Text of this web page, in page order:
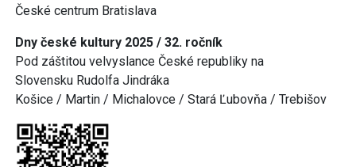
České centrum Bratislava
Dny české kultury 2025 / 32. ročník
Pod záštitou velvyslance České republiky na
Slovensku Rudolfa Jindráka
Košice / Martin / Michalovce / Stará Ľubovňa / Trebišov